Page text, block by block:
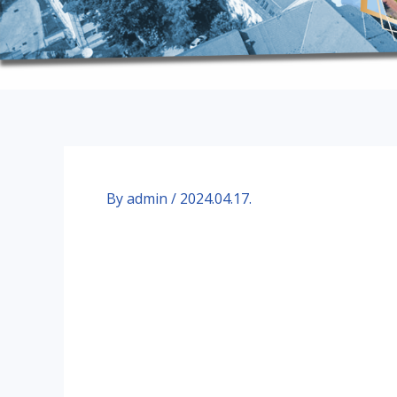
Byadmin / 2024.04.17.